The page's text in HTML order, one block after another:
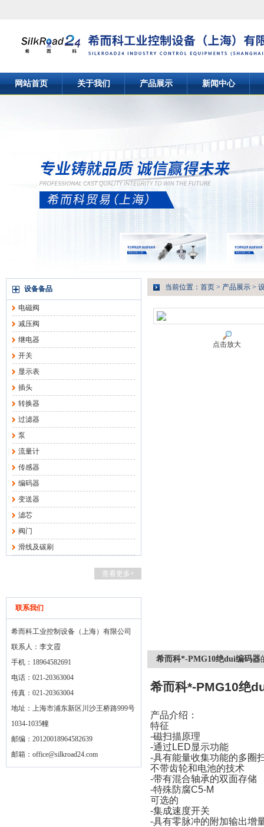
网站首页 关于我们 产品展示 新闻中心
设备备品
电磁阀
减压阀
继电器
开关
显示表
插头
转换器
过滤器
泵
流量计
传感器
编码器
变送器
滤芯
阀门
滑线及碳刷
查看更多+
联系我们
希而科工业控制设备（上海）有限公司
联系人：李文霞
手机：18964582691
电话：021-20363004
传真：021-20363004
地址：上海市浦东新区川沙王桥路999号
1034-1035幢
邮编：20120018964582639
邮箱： office@silkroad24.com
当前位置： 首页 > 产品展示 >
点击放大
希而科*-PMG10绝dui编码器
希而科*-PMG10绝
产品介绍：
特征
-磁扫描原理
-通过 LED显示功能
-具有能量收集功能的多圈
不带齿轮和电池的技术
-带有混合轴承的双面存储
-特殊防腐C5-M
可选的
-集成速度开关
-具有零脉冲的附加输出增